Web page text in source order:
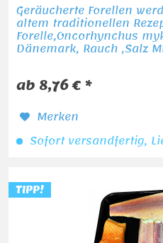
Geräucherte Forellen
altem traditionellen
Forelle,Oncorhynchus
Dänemark, Rauch ,Salz
ab 8,76 € *
Merken
Sofort versandfertig,
TIPP!